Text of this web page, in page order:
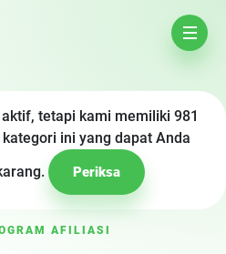
tetapi kami memiliki 981
ini yang dapat Anda
Periksa
AFILIASI